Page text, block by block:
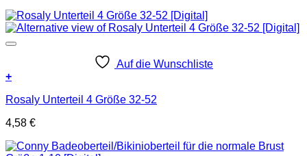
Auf die Wunschliste
+
Rosaly Unterteil 4 Größe 32-52
4,58 €